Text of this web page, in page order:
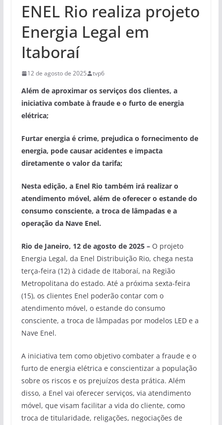
ENEL Rio realiza projeto
Energia Legal em
Itaboraí
12 de agosto de 2025 tvp6
Além de aproximar os serviços dos clientes, a
iniciativa combate à fraude e o furto de energia
elétrica;
Furtar energia é crime, prejudica o fornecimento de
energia, pode causar acidentes e impacta
diretamente o valor da tarifa;
Nesta edição, a Enel Rio também irá realizar o
atendimento móvel, além de oferecer o estande do
consumo consciente, a troca de lâmpadas e a
operação da Nave Enel.
Rio de Janeiro, 12 de agosto de 2025 –O projeto
Energia Legal, da Enel Distribuição Rio, chega nesta
terça-feira (12) à cidade de Itaboraí, na Região
Metropolitana do estado. Até a próxima sexta-feira
(15), os clientes Enel poderão contar com o
atendimento móvel, o estande do consumo
consciente, a troca de lâmpadas por modelos LED e a
Nave Enel.
A iniciativa tem como objetivo combater a fraude e o
furto de energia elétrica e conscientizar a população
sobre os riscos e os prejuízos desta prática. Além
disso, a Enel vai oferecer serviços, via atendimento
móvel, que visam facilitar a vida do cliente, como
troca de titularidade, religações, negociações de